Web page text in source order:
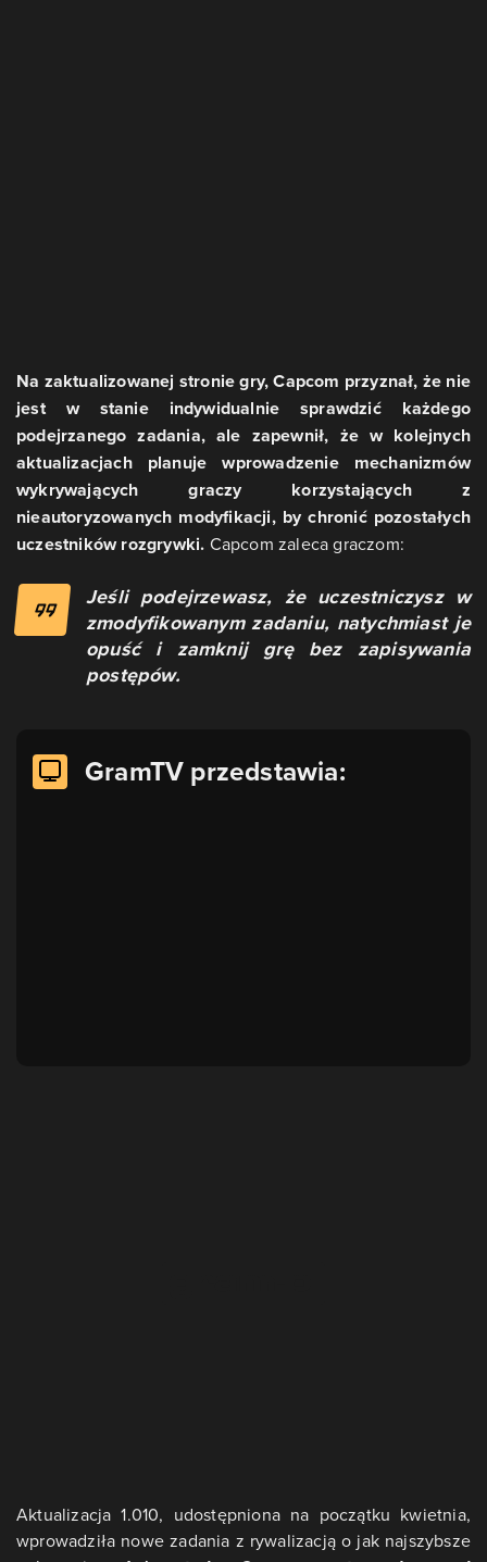
Na zaktualizowanej stronie gry, Capcom przyznał, że nie
jest w stanie indywidualnie sprawdzić każdego
podejrzanego zadania, ale zapewnił, że w kolejnych
aktualizacjach planuje wprowadzenie mechanizmów
wykrywających graczy korzystających z
nieautoryzowanych modyfikacji, by chronić pozostałych
uczestników rozgrywki. Capcom zaleca graczom:
Jeśli podejrzewasz, że uczestniczysz w
zmodyfikowanym zadaniu, natychmiast je
opuść i zamknij grę bez zapisywania
postępów.
GramTV przedstawia:
Aktualizacja 1.010, udostępniona na początku kwietnia,
wprowadziła nowe zadania z rywalizacją o jak najszybsze